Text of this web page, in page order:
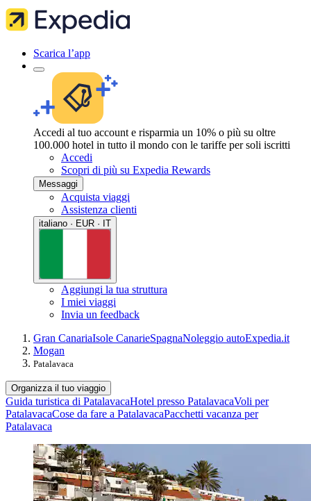
Scarica l’app
Accedi al tuo account e risparmia un 10% o più su oltre
100.000 hotel in tutto il mondo con le tariffe per soli iscritti
Accedi
Scopri di più su Expedia Rewards
Messaggi
Acquista viaggi
Assistenza clienti
italiano · EUR · IT
Aggiungi la tua struttura
I miei viaggi
Invia un feedback
Gran CanariaIsole CanarieSpagnaNoleggio autoExpedia.it
Mogan
Patalavaca
Organizza il tuo viaggio
Guida turistica di PatalavacaHotel presso PatalavacaVoli per
PatalavacaCose da fare a PatalavacaPacchetti vacanza per
Patalavaca